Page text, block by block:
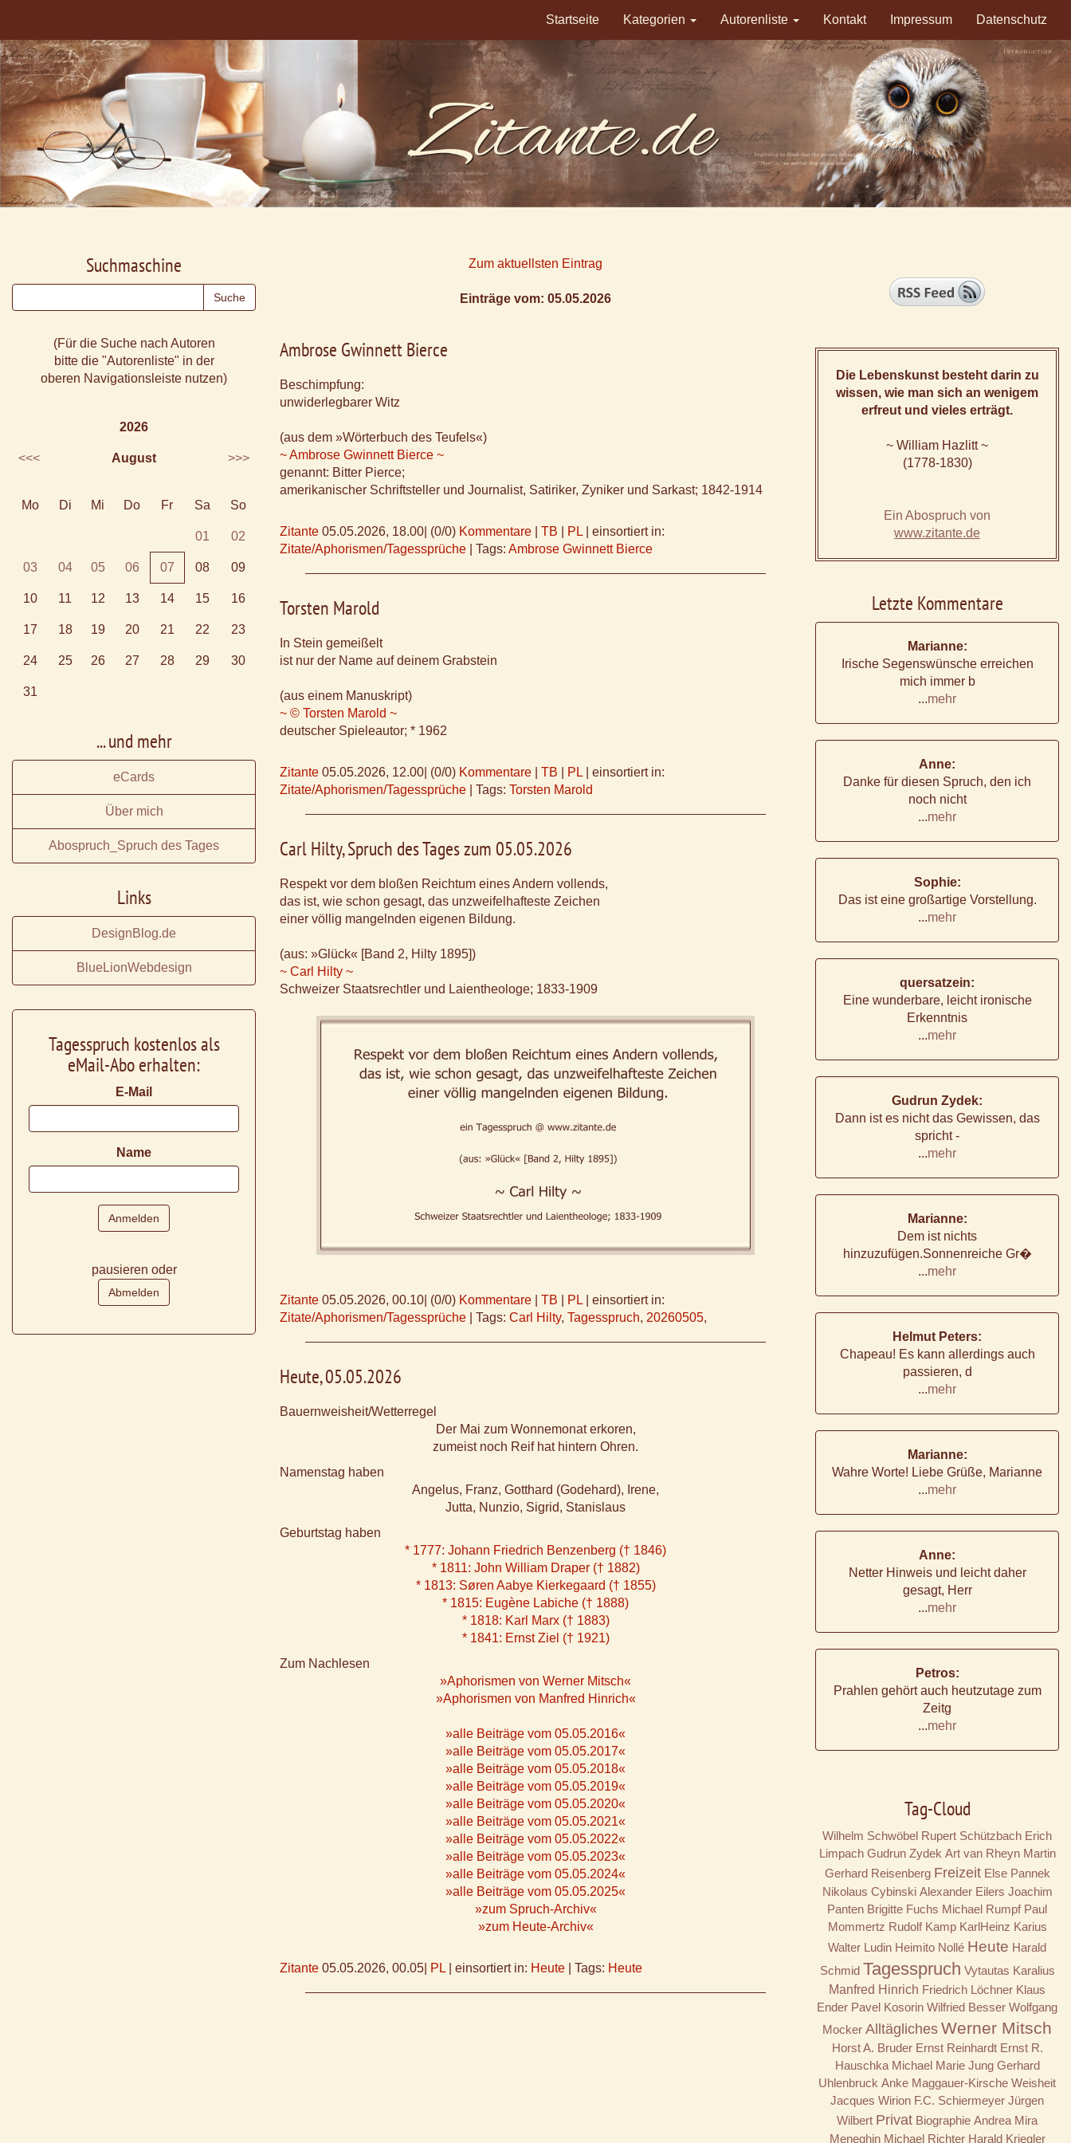
Startseite Kategorien Autorenliste Kontakt Impressum Datenschutz
Zum aktuellsten Eintrag
Einträge vom: 05.05.2026
Ambrose Gwinnett Bierce
Beschimpfung:
unwiderlegbarer Witz
(aus dem »Wörterbuch des Teufels«)
~ Ambrose Gwinnett Bierce ~
genannt: Bitter Pierce;
amerikanischer Schriftsteller und Journalist, Satiriker, Zyniker und Sarkast; 1842-1914
Zitante 05.05.2026, 18.00 (0/0) Kommentare TB PL
einsortiert in:
Zitate/Aphorismen/Tagessprüche
Tags: Ambrose Gwinnett Bierce
Torsten Marold
In Stein gemeißelt
ist nur der Name auf deinem Grabstein
(aus einem Manuskript)
~ © Torsten Marold ~
deutscher Spieleautor; * 1962
Zitante 05.05.2026, 12.00 (0/0) Kommentare TB PL
einsortiert in:
Zitate/Aphorismen/Tagessprüche
Tags: Torsten Marold
Carl Hilty, Spruch des Tages zum 05.05.2026
Respekt vor dem bloßen Reichtum eines Andern vollends,
das ist, wie schon gesagt, das unzweifelhafteste Zeichen
einer völlig mangelnden eigenen Bildung.
(aus: »Glück« [Band 2, Hilty 1895])
~ Carl Hilty ~
Schweizer Staatsrechtler und Laientheologe; 1833-1909
Zitante 05.05.2026, 00.10 (0/0) Kommentare TB PL
einsortiert in:
Zitate/Aphorismen/Tagessprüche
Tags: Carl Hilty, Tagesspruch, 20260505,
Heute, 05.05.2026
Bauernweisheit/Wetterregel
Der Mai zum Wonnemonat erkoren,
zumeist noch Reif hat hintern Ohren.
Namenstag haben
Angelus, Franz, Gotthard (Godehard), Irene,
Jutta, Nunzio, Sigrid, Stanislaus
Geburtstag haben
* 1777: Johann Friedrich Benzenberg († 1846)
* 1811: John William Draper († 1882)
* 1813: Søren Aabye Kierkegaard († 1855)
* 1815: Eugène Labiche († 1888)
* 1818: Karl Marx († 1883)
* 1841: Ernst Ziel († 1921)
Zum Nachlesen
»Aphorismen von Werner Mitsch«
»Aphorismen von Manfred Hinrich«
»alle Beiträge vom 05.05.2016«
»alle Beiträge vom 05.05.2017«
»alle Beiträge vom 05.05.2018«
»alle Beiträge vom 05.05.2019«
»alle Beiträge vom 05.05.2020«
»alle Beiträge vom 05.05.2021«
»alle Beiträge vom 05.05.2022«
»alle Beiträge vom 05.05.2023«
»alle Beiträge vom 05.05.2024«
»alle Beiträge vom 05.05.2025«
»zum Spruch-Archiv«
»zum Heute-Archiv«
Zitante 05.05.2026, 00.05 PL einsortiert in: Heute Tags: Heute
Suchmaschine
(Für die Suche nach Autoren
bitte die "Autorenliste" in der
oberen Navigationsleiste nutzen)
2026
<<< August >>>
Mo Di Mi Do Fr Sa So
01 02
03 04 05 06 07 08 09
10 11 12 13 14 15 16
17 18 19 20 21 22 23
24 25 26 27 28 29 30
31
... und mehr
eCards
Über mich
Abospruch_Spruch des Tages
Links
DesignBlog.de
BlueLionWebdesign
Tagesspruch kostenlos als
eMail-Abo erhalten:
E-Mail
Name
pausieren oder
Die Lebenskunst besteht darin zu
wissen, wie man sich an wenigem
erfreut und vieles erträgt.
~ William Hazlitt ~
(1778-1830)
Ein Abospruch von
www.zitante.de
Letzte Kommentare
Marianne:
Irische Segenswünsche erreichen
mich immer b
...mehr
Anne:
Danke für diesen Spruch, den ich
noch nicht
...mehr
Sophie:
Das ist eine großartige Vorstellung.
...mehr
quersatzein:
Eine wunderbare, leicht ironische
Erkenntnis
...mehr
Gudrun Zydek:
Dann ist es nicht das Gewissen, das
spricht -
...mehr
Marianne:
Dem ist nichts
hinzuzufügen.Sonnenreiche Gr�
...mehr
Helmut Peters:
Chapeau! Es kann allerdings auch
passieren, d
...mehr
Marianne:
Wahre Worte! Liebe Grüße, Marianne
...mehr
Anne:
Netter Hinweis und leicht daher
gesagt, Herr
...mehr
Petros:
Prahlen gehört auch heutzutage zum
Zeitg
...mehr
Tag-Cloud
Wilhelm Schwöbel Rupert Schützbach Erich
Limpach Gudrun Zydek Art van Rheyn Martin
Gerhard Reisenberg Freizeit Else Pannek
Nikolaus Cybinski Alexander Eilers Joachim
Panten Brigitte Fuchs Michael Rumpf Paul
Mommertz Rudolf Kamp KarlHeinz Karius
Walter Ludin Heimito Nollé Heute Harald
Schmid Tagesspruch Vytautas Karalius
Manfred Hinrich Friedrich Löchner Klaus
Ender Pavel Kosorin Wilfried Besser Wolfgang
Mocker AlltäglichesWerner Mitsch
Horst A. Bruder Ernst Reinhardt Ernst R.
Hauschka Michael Marie Jung Gerhard
Uhlenbruck Anke Maggauer-Kirsche Weisheit
Jacques Wirion F.C. Schiermeyer Jürgen
Wilbert Privat Biographie Andrea Mira
Meneghin Michael Richter Harald Kriegler